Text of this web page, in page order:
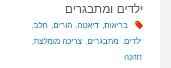
ילדים ומתבגרים
בריאות, דיאטה, הורים, חלב,
ילדים, מתבגרים, צריכה מומלצת,
תזונה